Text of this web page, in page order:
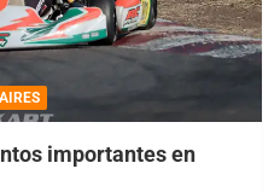
importantes en